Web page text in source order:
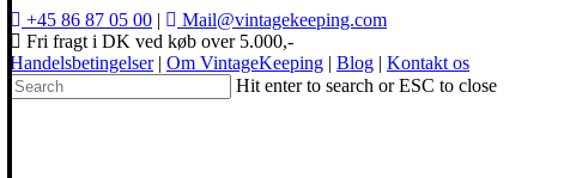
+45 86 87 05 00 |
Mail@vintagekeeping.com
Fri fragt i DK ved køb over 5.000,-
Handelsbetingelser| Om VintageKeeping | Blog | Kontakt os
Hit enter to search or ESC to close